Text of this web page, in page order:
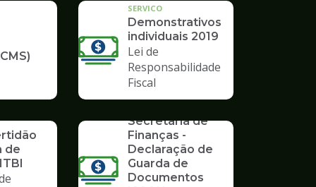
SERVICO
Demonstrativos
individuais 2019
Lei de
Responsabilidade
Fiscal
de
Secretaria de
Finanças -
Declaração de
Guarda de
Documentos